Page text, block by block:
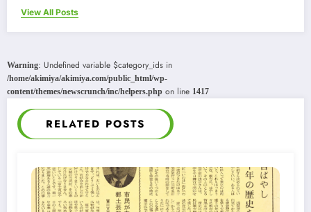
View All Posts
Warning: Undefined variable $category_ids in
/home/akimiya/akimiya.com/public_html/wp-
content/themes/newscrunch/inc/helpers.php on line 1417
RELATED POSTS